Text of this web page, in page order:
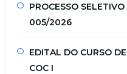
PROCESSO
005/2026
EDITAL DO CURSO
COC I